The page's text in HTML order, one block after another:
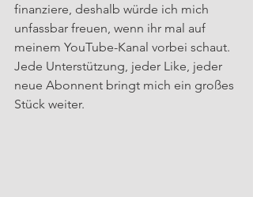
finanziere, deshalb würde ich mich
unfassbar freuen, wenn ihr mal auf
meinem YouTube-Kanal vorbei schaut.
Jede Unterstützung, jeder Like, jeder
neue Abonnent bringt mich ein großes
Stück weiter.